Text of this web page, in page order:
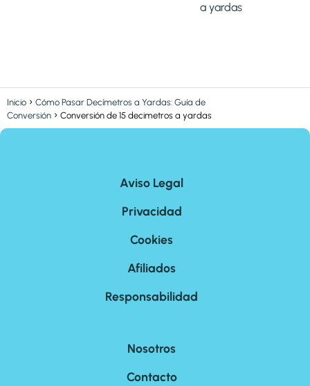
a yardas
Inicio
Cómo Pasar Decímetros a Yardas: Guía de
Conversión
Conversión de 15 decimetros a yardas
Aviso Legal
Privacidad
Cookies
Afiliados
Responsabilidad
Nosotros
Contacto